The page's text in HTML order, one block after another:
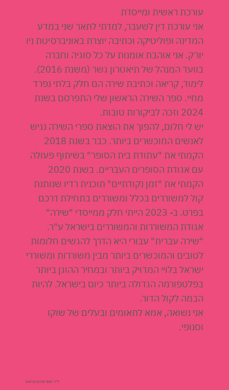
עורכת ראשית ומייסדת
אני עורכת דין לשעבר, למדתי לתאר שני במדע
המדינה ופוליטיקה וכתיבה יוצרת באוניברסיטת ניו
יורק. אני אוהבת אומנות על כל סוגיה וחברה
בוועד המנהל של תיאטרון גשר (משנת 2016).
לימוד, קריאה וכתיבת שירה הם חלק בלתי נפרד
מחיי. ספר השירה הראשון שלי התפרסם בשנת
2024 וזכה לביקורות טובות.
יש לי חלום, להפוך את הוצאת ספרי השירה נגיש
לאנשים המוכשרים ביותר. כבר בשנת 2018
הקמתי את "עתודת בית הסופר" בשיתוף פעולה
עם אגודת הסופרים העבריים. בשנת 2020
הקמתי את "זמן נקודתיים" תוכנית רדיו שנותנת
קול למשוררים בכלל ומשוררים בתחילת דרכם
בפרט. ב- 2023 הייתי חלק ממייסדי "שירה"
אגודת המשוררות והמשוררים בישראל ע"ר.
"שירה עברית" עבורי היא הדרך להגשים חלומות
לטובים והמוכשרים ביותר מבין משוררות ומשוררי
ישראל בלויי המדויק ביותר ובמחיר ההוגן ביותר
בפלטפורמה הגדולה ביותר כיום בישראל. להיות
הבמה לקול הדור.
אני נשואה, אמא לתאומים ובעלים של שוקו
וסנופי.
ד"ר אושי שהם קראוס